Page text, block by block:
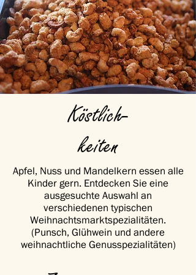
Köstlich-
keiten
Apfel, Nuss und Mandelkern essen alle
Kinder gern. Entdecken Sie eine
ausgesuchte Auswahl an
verschiedenen typischen
Weihnachtsmarktspezialitäten.
(Punsch, Glühwein und andere
weihnachtliche Genusspezialitäten)